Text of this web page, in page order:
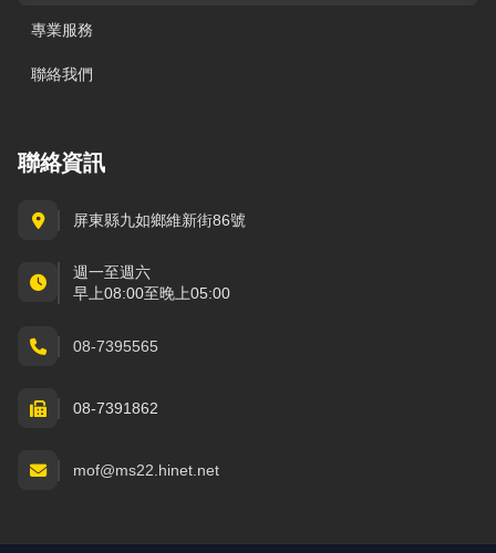
專業服務
聯絡我們
聯絡資訊
屏東縣九如鄉維新街86號
週一至週六
早上08:00至晚上05:00
08-7395565
08-7391862
mof@ms22.hinet.net